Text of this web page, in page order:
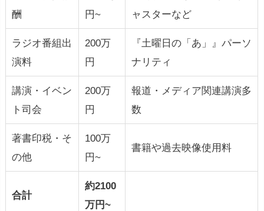
酬
円~
ャスターなど
ラジオ番組出
演料
200万
円
『土曜日の「あ」』パーソ
ナリティ
講演・イベン
ト司会
200万
円
報道・メディア関連講演多
数
著書印税・そ
の他
100万
円~
書籍や過去映像使用料
合計
約2100
万円~